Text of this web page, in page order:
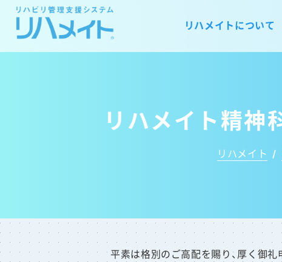
リハメイトについて
リハメイト精
リハメイト /
平素は格別のご高配を賜り、厚く御礼